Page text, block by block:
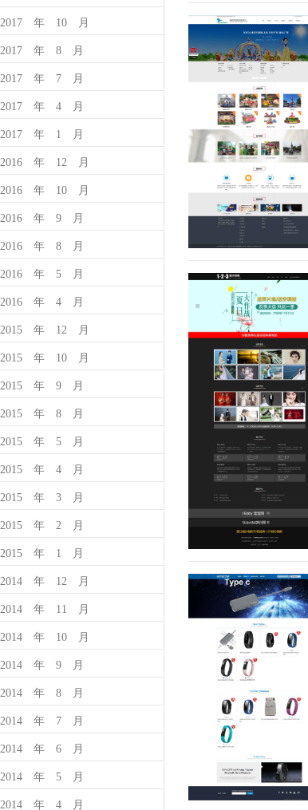
2017 年 10 月
2017 年 8 月
2017 年 7 月
2017 年 4 月
2017 年 1 月
2016 年 12 月
2016 年 10 月
2016 年 9 月
2016 年 8 月
2016 年 5 月
2016 年 4 月
2015 年 12 月
2015 年 10 月
2015 年 9 月
2015 年 8 月
2015 年 5 月
2015 年 4 月
2015 年 3 月
2015 年 2 月
2015 年 1 月
2014 年 12 月
2014 年 11 月
2014 年 10 月
2014 年 9 月
2014 年 8 月
2014 年 7 月
2014 年 6 月
2014 年 5 月
2014 年 4 月